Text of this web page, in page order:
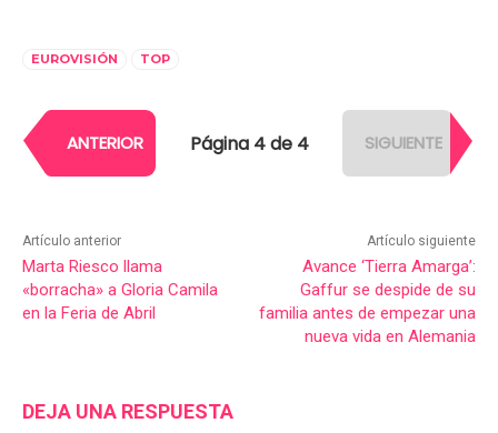
EUROVISIÓN TOP
ANTERIOR Página 4 de 4 SIGUIENTE
Artículo anterior
Marta Riesco llama
«borracha» a Gloria Camila
en la Feria de Abril
Artículo siguiente
Avance ‘Tierra Amarga’:
Gaffur se despide de su
familia antes de empezar una
nueva vida en Alemania
DEJA UNA RESPUESTA